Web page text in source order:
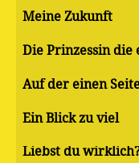
Meine Zukunft
Die Prinzessin die
Auf der einen
Ein Blick zu viel
Liebst du